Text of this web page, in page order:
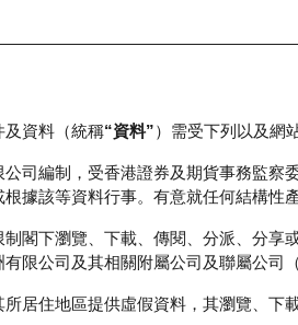
輪證市場統計 正股資料及市場統計
及資料（統稱“資料”）需受下列以及網
司編制，受香港證券及期貨事務監察
據該等資料行事。有意就任何結構性
閣下瀏覽、下載、傳閱、分派、分
限公司及其相關附屬公司及聯屬公司
居住地區提供虛假資料，其瀏覽、